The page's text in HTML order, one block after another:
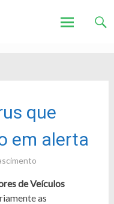
que
em alerta
de Veículos
as